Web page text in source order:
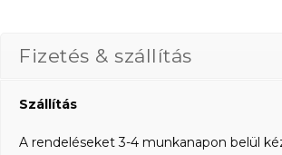
Fizetés & szállítás
Szállítás
A rendeléseket 3-4 munkanapon belül